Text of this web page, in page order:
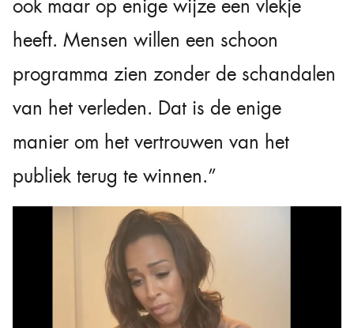
ook maar op enige wijze een vlekje
heeft. Mensen willen een schoon
programma zien zonder de schandalen
van het verleden. Dat is de enige
manier om het vertrouwen van het
publiek terug te winnen.”